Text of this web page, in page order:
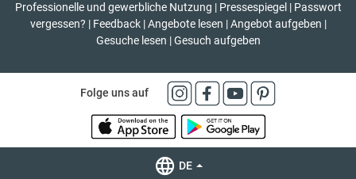
Professionelle und gewerbliche Nutzung | Pressespiegel | Passwort
vergessen? | Feedback | Angebote lesen | Angebot aufgeben |
Gesuche lesen | Gesuch aufgeben
Folge uns auf
DE